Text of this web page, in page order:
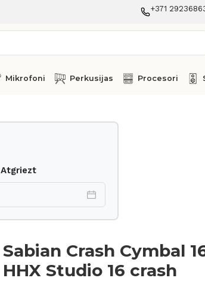
+371
Mikrofoni Perkusijas Procesori
Atgriezt
Sabian Crash Cymbal
HHX Studio 16 crash